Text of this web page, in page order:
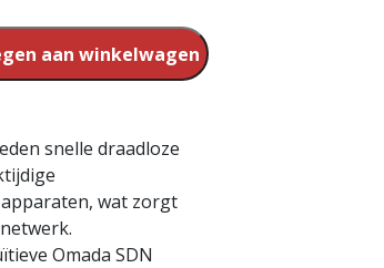
aan winkelwagen
snelle draadloze
wat zorgt
Omada SDN